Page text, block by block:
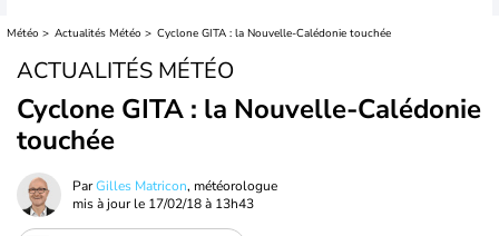
Météo Actualités Météo Cyclone GITA : la Nouvelle-Calédonie touchée
ACTUALITÉS MÉTÉO
Cyclone GITA : la Nouvelle-Calédonie
touchée
ParGilles Matricon, météorologue
mis à jour le 17/02/18 à 13h43